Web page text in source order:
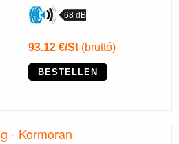
68 dB
93.12 €/St (bruttó)
BESTELLEN
- Kormoran